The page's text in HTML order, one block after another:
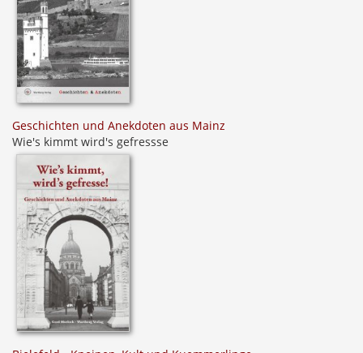
Geschichten und Anekdoten aus Mainz
Wie's kimmt wird's gefressse